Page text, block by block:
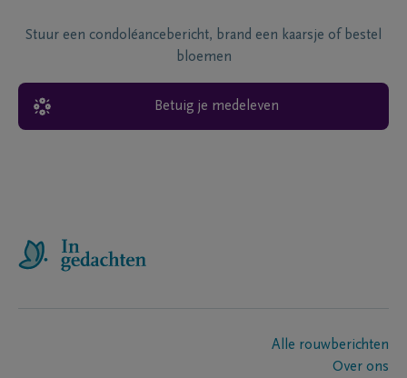
Stuur een condoléancebericht, brand een kaarsje of bestel
bloemen
Betuig je medeleven
Alle rouwberichten
Over ons